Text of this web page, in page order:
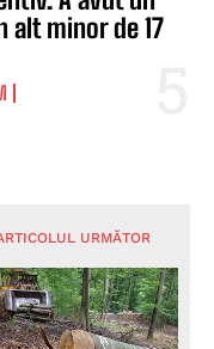
alt minor de 17
URMĂTOR